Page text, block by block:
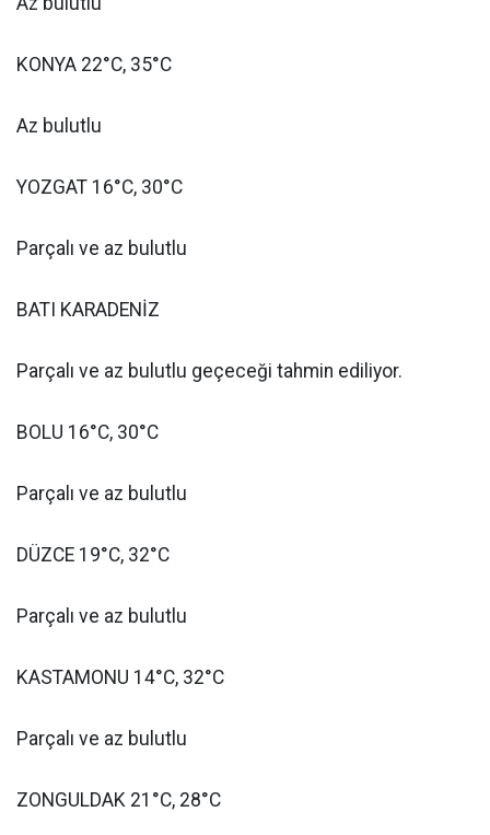
KONYA 22°C, 35°C
Az bulutlu
YOZGAT 16°C, 30°C
Parçalı ve az bulutlu
BATI KARADENİZ
Parçalı ve az bulutlu geçeceği tahmin ediliyor.
BOLU 16°C, 30°C
Parçalı ve az bulutlu
DÜZCE 19°C, 32°C
Parçalı ve az bulutlu
KASTAMONU 14°C, 32°C
Parçalı ve az bulutlu
ZONGULDAK 21°C, 28°C